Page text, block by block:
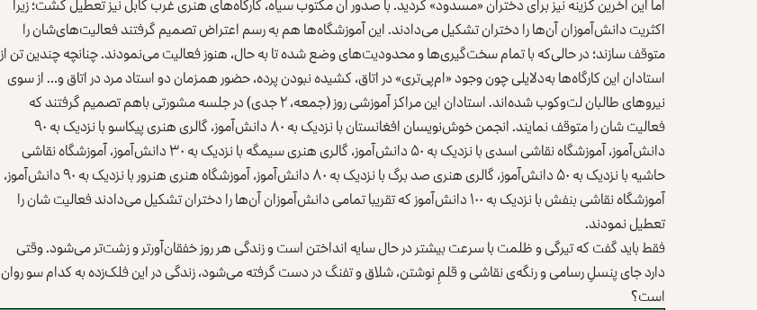
اکثریت دانش‌آموزان آن‌ها را دختران تشکیل می‌دادند. این آموزشگاه‌ها هم به رسم اعتراض تصمیم گرفتند فعالیت‌های‌شان را
متوقف سازند؛ در حالی‌که با تمام سخت‌گیری‌ها و محدودیت‌های وضع شده تا به حال، هنوز فعالیت می‌نمودند. چنانچه چندین تن از
استادان این کارگاه‌ها به‌دلایلی چون وجود «ام‌پی‌تری» در اتاق، کشیده نبودن پرده، حضور همزمان دو استاد مرد در اتاق و… از سوی
نیروهای طالبان لت‌وکوب شده‌اند. استادان این مراکز آموزشی روز (جمعه، ۲ جدی) در جلسه مشورتی باهم تصمیم گرفتند که
فعالیت شان را متوقف نمایند. انجمن خوش‌نویسان افغانستان با نزدیک به ۸۰ دانش‌آموز، گالری هنری پیکاسو با نزدیک به ۹۰
دانش‌آموز، آموزشگاه نقاشی اسدی با نزدیک به ۵۰ دانش‌آموز، گالری هنری سیمگه با نزدیک به ۳۰ دانش‌آموز، آموزشگاه نقاشی
حاشیه با نزدیک به ۵۰ دانش‌آموز، گالری هنری صد برگ با نزدیک به ۸۰ دانش‌آموز، آموزشگاه هنری هنرور با نزدیک به ۹۰ دانش‌آموز،
آموزشگاه نقاشی بنفش با نزدیک به ۱۰۰ دانش‌آموز که تقریبا تمامی دانش‌آموزان آن‌ها را دختران تشکیل می‌دادند فعالیت شان را
تعطیل نمودند.
فقط باید گفت که تیرگی و ظلمت با سرعت بیشتر در حال سایه انداختن است و زندگی هر روز خفقان‌آورتر و زشت‌تر می‌شود. وقتی
دارد جای پنسلِ رسامی و رنگه‌ی نقاشی و قلمِ نوشتن، شلاق و تفنگ در دست گرفته می‌شود، زندگی در این فلک‌زده به کدام سو روان
است؟